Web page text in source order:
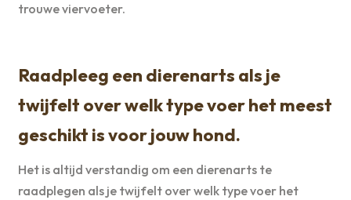
trouwe viervoeter.
Raadpleeg een dierenarts als je
twijfelt over welk type voer het meest
geschikt is voor jouw hond.
Het is altijd verstandig om een dierenarts te
raadplegen als je twijfelt over welk type voer het